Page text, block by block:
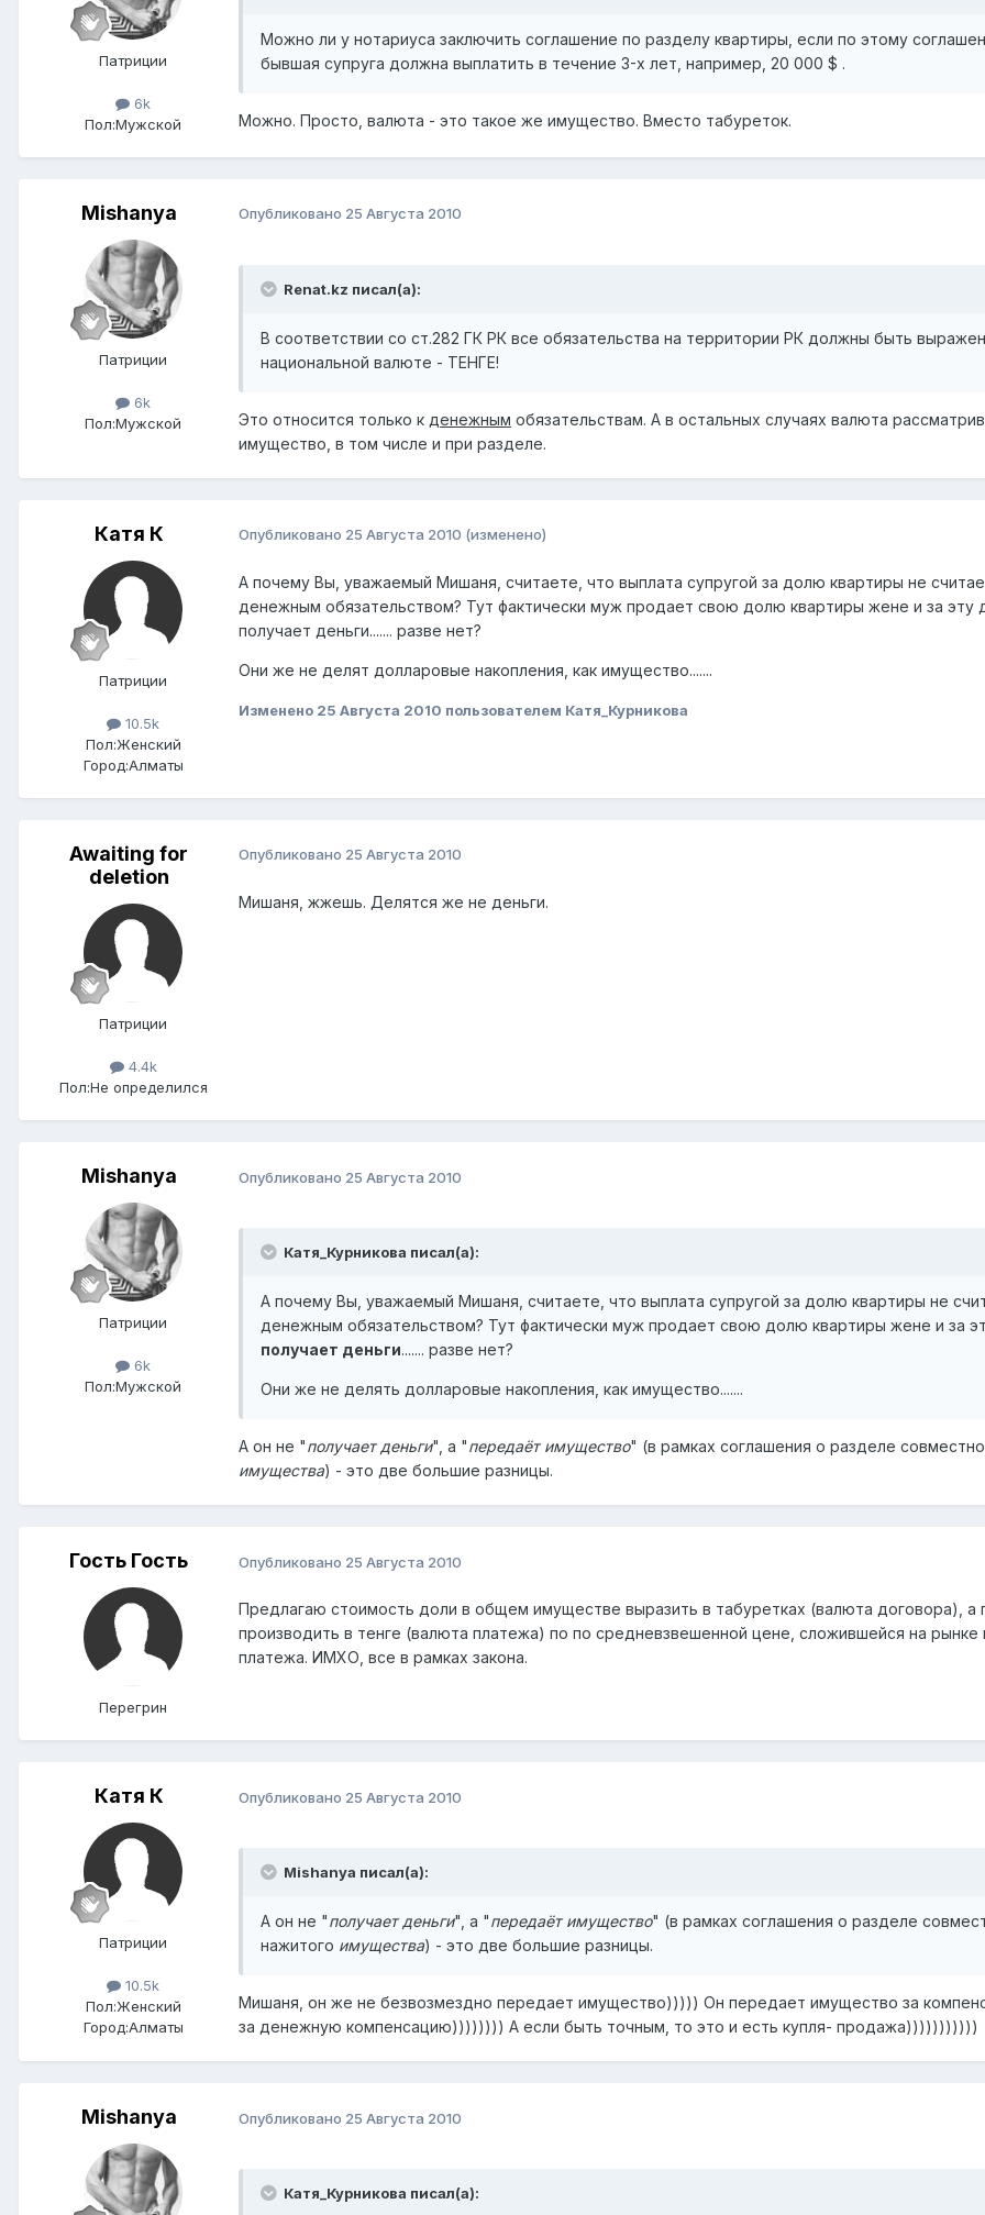
Патриции
6k
Пол:Мужской
Можно ли у нотариуса заключить соглашение по разделу квартиры, если по этому
бывшая супруга должна выплатить в течение 3-х лет, например, 20 000 $ .
Можно. Просто, валюта - это такое же имущество. Вместо табуреток.
Mishanya
Патриции
6k
Пол:Мужской
Опубликовано 25 Августа 2010
Renat.kz писал(а):
В соответствии со ст.282 ГК РК все обязательства на территории РК должны быть
национальной валюте - ТЕНГЕ!
Это относится только к денежным обязательствам. А в остальных случаях валюта
имущество, в том числе и при разделе.
Катя К
Патриции
10.5k
Пол:Женский
Город:Алматы
Опубликовано 25 Августа 2010 (изменено)
А почему Вы, уважаемый Мишаня, считаете, что выплата супругой за долю квартиры не
денежным обязательством? Тут фактически муж продает свою долю квартиры жене и за эту
получает деньги....... разве нет?
Они же не делят долларовые накопления, как имущество.......
Изменено 25 Августа 2010 пользователем Катя_Курникова
Awaiting for
deletion
Патриции
4.4k
Пол:Не определился
Опубликовано 25 Августа 2010
Мишаня, жжешь. Делятся же не деньги.
Mishanya
Патриции
6k
Пол:Мужской
Опубликовано 25 Августа 2010
Катя_Курникова писал(а):
А почему Вы, уважаемый Мишаня, считаете, что выплата супругой за долю квартиры не
денежным обязательством? Тут фактически муж продает свою долю квартиры жене и за
получает деньги....... разве нет?
Они же не делять долларовые накопления, как имущество.......
А он не "получает деньги", а "передаёт имущество" (в рамках соглашения о разделе
имущества) - это две большие разницы.
Гость Гость
Перегрин
Опубликовано 25 Августа 2010
Предлагаю стоимость доли в общем имуществе выразить в табуретках (валюта договора), а
производить в тенге (валюта платежа) по по средневзвешенной цене, сложившейся на рынке
платежа. ИМХО, все в рамках закона.
Катя К
Патриции
10.5k
Пол:Женский
Город:Алматы
Опубликовано 25 Августа 2010
Mishanya писал(а):
А он не "получает деньги", а "передаёт имущество" (в рамках соглашения о разделе
нажитого имущества) - это две большие разницы.
Мишаня, он же не безвозмездно передает имущество))))) Он передает имущество за
за денежную компенсацию)))))))) А если быть точным, то это и есть купля- продажа)))))))))))
Mishanya Опубликовано 25 Августа 2010
Катя_Курникова писал(а):